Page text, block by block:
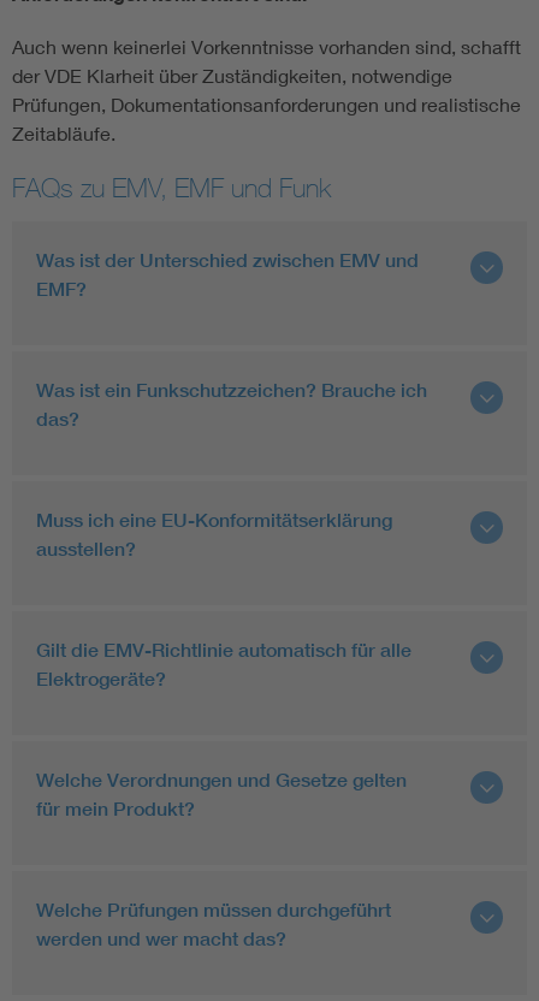
Auch wenn keinerlei Vorkenntnisse vorhanden sind, schafft
der VDE Klarheit über Zuständigkeiten, notwendige
Prüfungen, Dokumentationsanforderungen und realistische
Zeitabläufe.
FAQs zu EMV, EMF und Funk
Was ist der Unterschied zwischen EMV und
EMF?
Was ist ein Funkschutzzeichen? Brauche ich
das?
Muss ich eine EU-Konformitätserklärung
ausstellen?
Gilt die EMV-Richtlinie automatisch für alle
Elektrogeräte?
Welche Verordnungen und Gesetze gelten
für mein Produkt?
Welche Prüfungen müssen durchgeführt
werden und wer macht das?